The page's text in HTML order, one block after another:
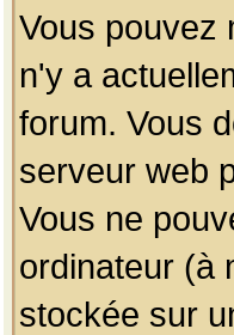
Vous pouvez
n'y a
forum. Vous
serveur web
Vous ne
ordinateur (à
stockée sur